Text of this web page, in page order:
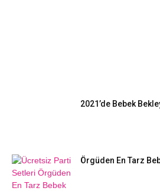
2021’de Bebek
Örgüden En Tarz